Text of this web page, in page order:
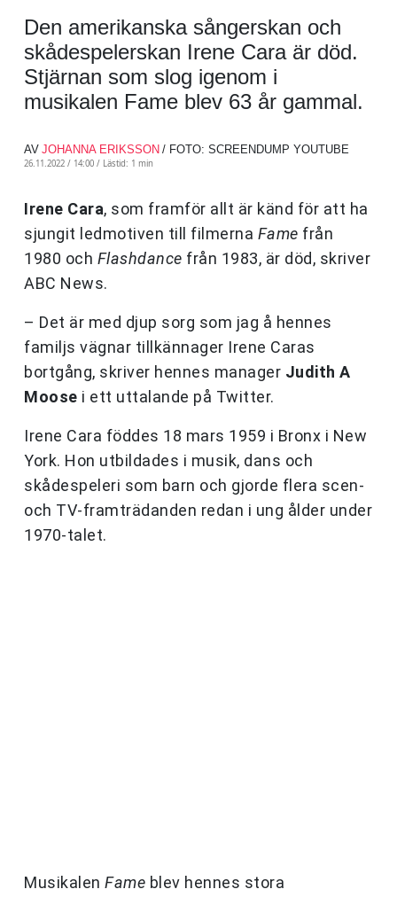
Den amerikanska sångerskan och
skådespelerskan Irene Cara är död.
Stjärnan som slog igenom i
musikalen Fame blev 63 år gammal.
AV JOHANNA ERIKSSON / FOTO: SCREENDUMP YOUTUBE
26.11.2022 / 14:00 / Lästid: 1 min
Irene Cara, som framför allt är känd för att ha
sjungit ledmotiven till filmerna Fame från
1980 och Flashdance från 1983, är död, skriver
ABC News.
– Det är med djup sorg som jag å hennes
familjs vägnar tillkännager Irene Caras
bortgång, skriver hennes manager Judith A
Moose i ett uttalande på Twitter.
Irene Cara föddes 18 mars 1959 i Bronx i New
York. Hon utbildades i musik, dans och
skådespeleri som barn och gjorde flera scen-
och TV-framträdanden redan i ung ålder under
1970-talet.
Musikalen Fame blev hennes stora